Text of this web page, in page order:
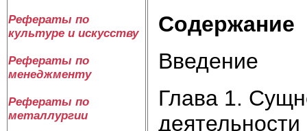
Рефераты по
культуре и искусству
Рефераты по
менеджменту
Рефераты по
металлургии
Содержание
Введение
Глава 1.
деятельности